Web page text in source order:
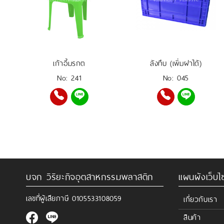
เก้าอี้มรกต
No: 241
ลังทึบ (เพิ่มฝาได้)
No: 045
บจก วิริยะกิจอุตสาหกรรมพลาสติก
เลขที่ผู้เสียภาษี0105533108059
แผนผังเว็บ
เกี่ยวกับเรา
สินค้า